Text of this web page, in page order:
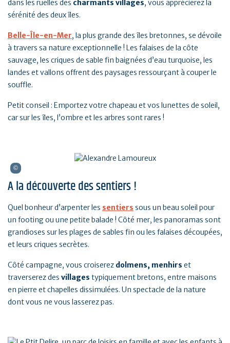
dans les ruelles des charmants villages, vous apprécierez la
sérénité des deux îles.
Belle-Île-en-Mer, la plus grande des îles bretonnes, se dévoile
à travers sa nature exceptionnelle ! Les falaises de la côte
sauvage, les criques de sable fin baignées d’eau turquoise, les
landes et vallons offrent des paysages ressourçant à couper le
souffle.
Petit conseil : Emportez votre chapeau et vos lunettes de soleil,
car sur les îles, l’ombre et les arbres sont rares !
A la découverte des sentiers !
Quel bonheur d’arpenter les sentiers sous un beau soleil pour
un footing ou une petite balade ! Côté mer, les panoramas sont
grandioses sur les plages de sables fin ou les falaises découpées,
et leurs criques secrètes.
Côté campagne, vous croiserez dolmens, menhirs et
traverserez des villages typiquement bretons, entre maisons
en pierre et chapelles dissimulées. Un spectacle de la nature
dont vous ne vous lasserez pas.